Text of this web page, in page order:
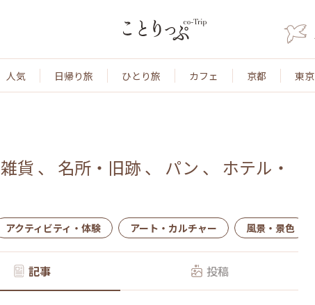
人気 日帰り旅 ひとり旅 カフェ 京都 東京
雑貨 、 名所・旧跡 、 パン 、 ホテル・
アクティビティ・体験 アート・カルチャー 風景・景色
記事 投稿